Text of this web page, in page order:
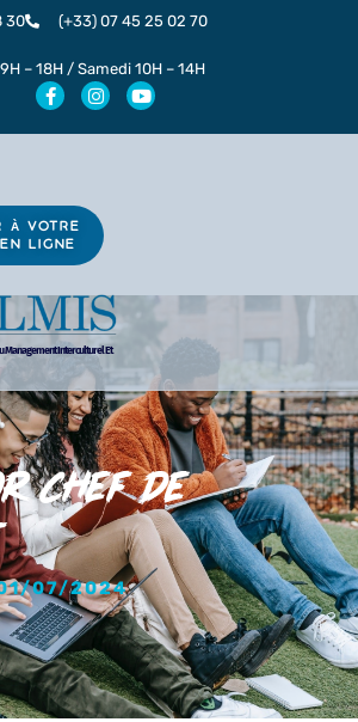
30
(+33) 07 45 25 02 70
– 18H / Samedi 10H – 14H
F
a
-
f
I
n
a
m
Y
o
Management Interculturel Et
À VOTRE
LIGNE
CHEF DE
07/2024